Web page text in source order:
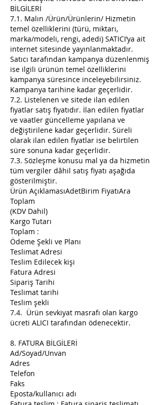
BİLGİLERİ
7.1. Malın /Ürün/Ürünlerin/ Hizmetin
temel özelliklerini (türü, miktarı,
marka/modeli, rengi, adedi) SATICI’ya ait
internet sitesinde yayınlanmaktadır.
Satıcı tarafından kampanya düzenlenmiş
ise ilgili ürünün temel özelliklerini
kampanya süresince inceleyebilirsiniz.
Kampanya tarihine kadar geçerlidir.
7.2. Listelenen ve sitede ilan edilen
fiyatlar satış fiyatıdır. İlan edilen fiyatlar
ve vaatler güncelleme yapılana ve
değiştirilene kadar geçerlidir. Süreli
olarak ilan edilen fiyatlar ise belirtilen
süre sonuna kadar geçerlidir.
7.3. Sözleşme konusu mal ya da hizmetin
tüm vergiler dâhil satış fiyatı aşağıda
gösterilmiştir.
Ürün AçıklamasıAdetBirim FiyatıAra
Toplam
(KDV Dahil)
Kargo Tutarı
Toplam :
Ödeme Şekli ve Planı
Teslimat Adresi
Teslim Edilecek kişi
Fatura Adresi
Sipariş Tarihi
Teslimat tarihi
Teslim şekli
7.4. Ürün sevkiyat masrafı olan kargo
ücreti ALICI tarafından ödenecektir.
8. FATURA BİLGİLERİ
Ad/Soyad/Unvan
Adres
Telefon
Faks
Eposta/kullanıcı adı